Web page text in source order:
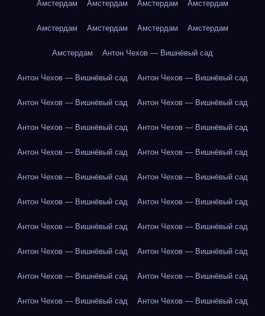
Амстердам Амстердам Амстердам Амстердам
Амстердам Амстердам Амстердам Амстердам
Амстердам Антон Чехов — Вишнёвый сад
Антон Чехов — Вишнёвый сад Антон Чехов — Вишнёвый сад
Антон Чехов — Вишнёвый сад Антон Чехов — Вишнёвый сад
Антон Чехов — Вишнёвый сад Антон Чехов — Вишнёвый сад
Антон Чехов — Вишнёвый сад Антон Чехов — Вишнёвый сад
Антон Чехов — Вишнёвый сад Антон Чехов — Вишнёвый сад
Антон Чехов — Вишнёвый сад Антон Чехов — Вишнёвый сад
Антон Чехов — Вишнёвый сад Антон Чехов — Вишнёвый сад
Антон Чехов — Вишнёвый сад Антон Чехов — Вишнёвый сад
Антон Чехов — Вишнёвый сад Антон Чехов — Вишнёвый сад
Антон Чехов — Вишнёвый сад Антон Чехов — Вишнёвый сад